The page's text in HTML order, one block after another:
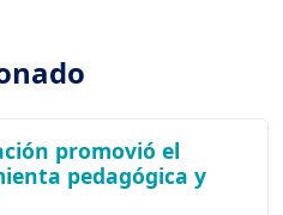
promovió el
pedagógica y